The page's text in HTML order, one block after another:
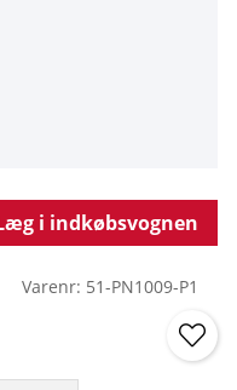
i indkøbsvognen
Varenr: 51-PN1009-P1